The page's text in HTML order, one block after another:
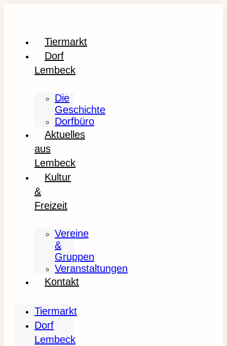
Tiermarkt
Dorf
Lembeck
Die
Geschichte
Dorfbüro
Aktuelles
aus
Lembeck
Kultur
&
Freizeit
Vereine
&
Gruppen
Veranstaltungen
Kontakt
Tiermarkt
Dorf
Lembeck